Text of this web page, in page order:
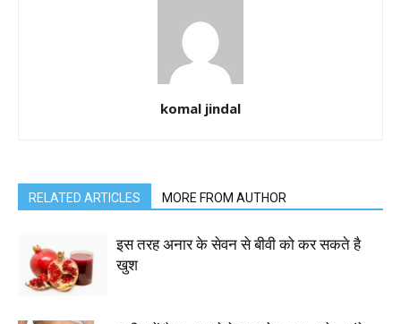
komal jindal
RELATED ARTICLES MORE FROM AUTHOR
इस तरह अनार के सेवन से बीवी को कर सकते है
खुश